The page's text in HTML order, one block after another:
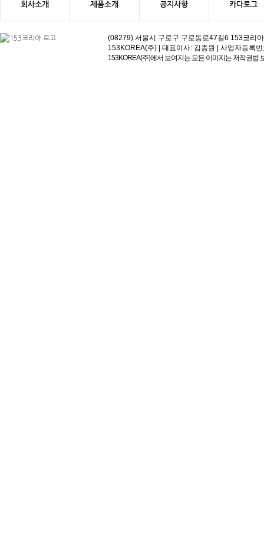
SP-20RF
회사소개 제품소개 공지사항 카다로그
(08279) 서울시 구로구 구로동로47길6 153코리
153KOREA(주) | 대표이사: 김종원 | 사업자등록
153KOREA(주)에서 보여지는 모든 이미지는 저작권법